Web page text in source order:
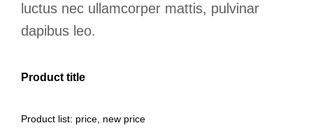
luctus nec ullamcorper mattis, pulvinar
dapibus leo.
Product title
Product list: price, new price